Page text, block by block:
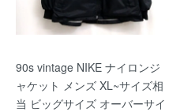
90s vintage NIKE ナイロンジ
ャケット メンズ XL~サイズ相
当 ビッグサイズ オーバーサイ